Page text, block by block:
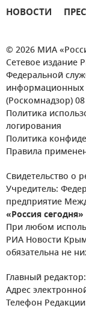
НОВОСТИ
© 2026 МИА
Сетевое издание
Федеральной
информационных
(Роскомнадзор)
Политика
логирования
Политика
Правила
Свидетельство о
Учредитель:
предприятие
«Россия сегодня»
При любом
РИА Новости
обязательна не
Главный редактор:
Адрес
Телефон